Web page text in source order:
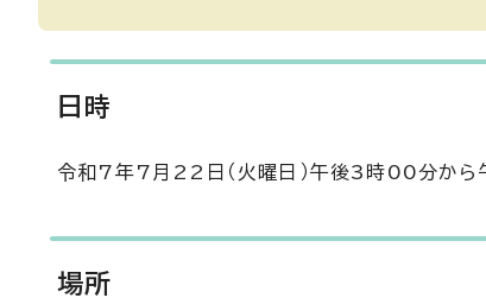
日時
令和7年7月22日（火曜日）午後3時00分か
場所